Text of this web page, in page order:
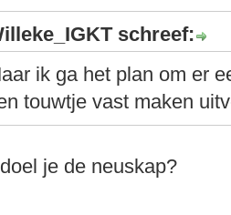
schreef:
ik ga het plan om er
touwtje vast maken
je de neuskap?